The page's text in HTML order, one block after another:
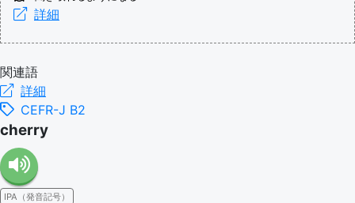
詳細
関連語
詳細
CEFR-J B2
cherry
IPA（発音記号）